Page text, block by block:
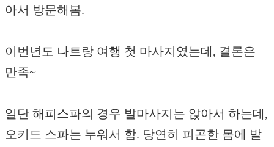
아서 방문해봄.
이번년도 나트랑 여행 첫 마사지였는데, 결론은
만족~
일단 해피스파의 경우 발마사지는 앉아서 하는데,
오키드 스파는 누워서 함. 당연히 피곤한 몸에 발